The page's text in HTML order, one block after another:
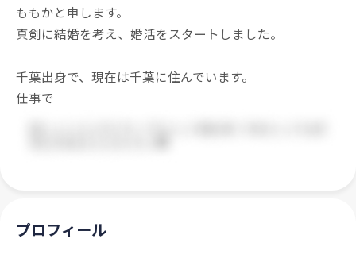
ももかと申します。
真剣に結婚を考え、婚活をスタートしました。
千葉出身で、現在は千葉に住んでいます。
仕事で
プロフィール